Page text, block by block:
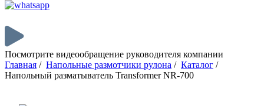
Главная / Напольные размотчики рулона / Каталог /
Напольный разматыватель Transformer NR-700
Посмотрите видеообращение руководителя компании